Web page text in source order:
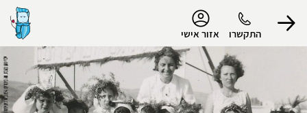
התקשרו אזור אישי
הפרופיל שלי